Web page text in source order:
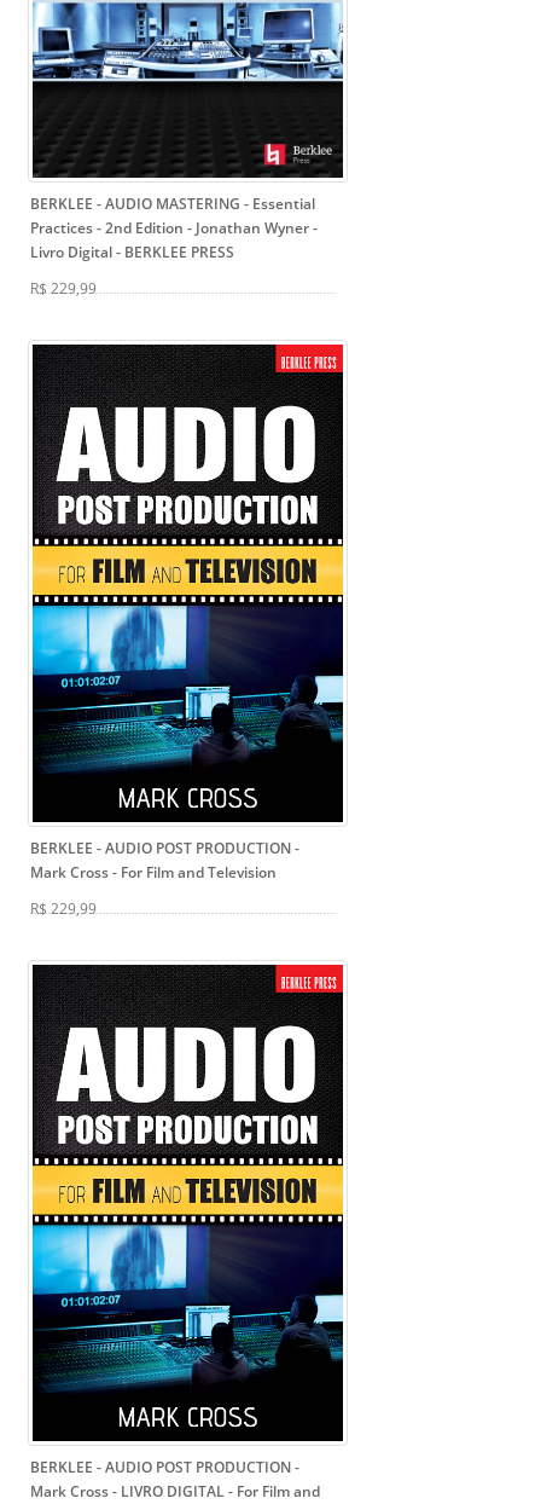
BERKLEE - AUDIO MASTERING - Essential
Practices - 2nd Edition - Jonathan Wyner -
Livro Digital- BERKLEE PRESS
R$ 229,99
BERKLEE - AUDIO POST PRODUCTION -
Mark Cross- For Film and Television
R$ 229,99
BERKLEE - AUDIO POST PRODUCTION -
Mark Cross - LIVRO DIGITAL- For Film and